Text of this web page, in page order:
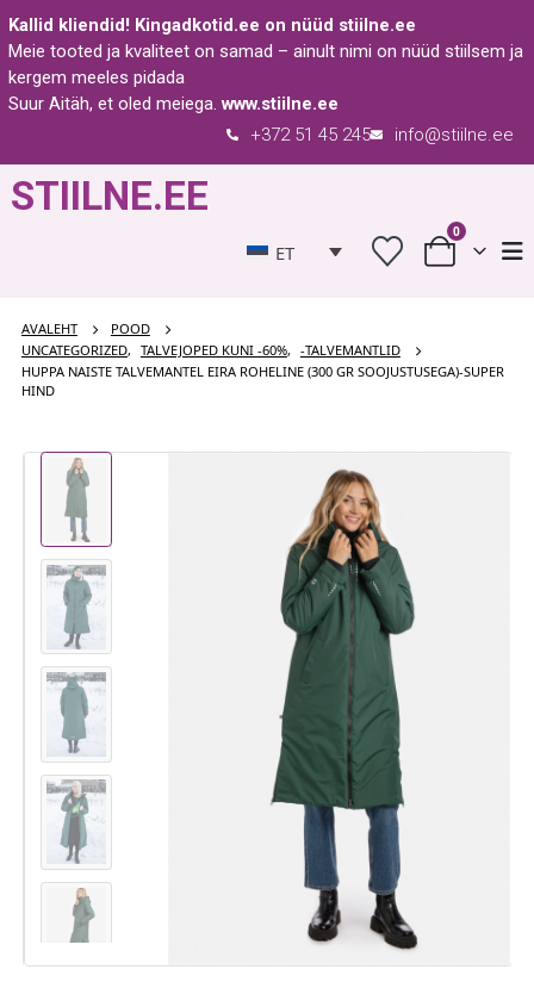
Kallid kliendid! Kingadkotid.ee on nüüd stiilne.ee
Meie tooted ja kvaliteet on samad – ainult nimi on nüüd stiilsem ja
kergem meeles pidada
Suur Aitäh, et oled meiega.www.stiilne.ee
info@stiilne.ee
+372 51 45 245
STIILNE.EE
ET
0
AVALEHT
POOD
UNCATEGORIZED, TALVEJOPED KUNI -60%, -TALVEMANTLID
HUPPA NAISTE TALVEMANTEL EIRA ROHELINE (300 GR SOOJUSTUSEGA)-SUPER
HIND